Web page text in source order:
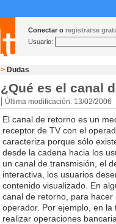
Conectar o registrarse
Usuario:
> Dudas
¿Qué es el canal
Última modificación: 13/02/2006
El canal de retorno es un
receptor de TV con el
caracteriza porque sólo
desde la cadena hacia los
un canal de transmisión, el
interactiva, los usuarios
contenido visualizado. En
canal de retorno, para
operador. Por ejemplo, en
realizar operaciones